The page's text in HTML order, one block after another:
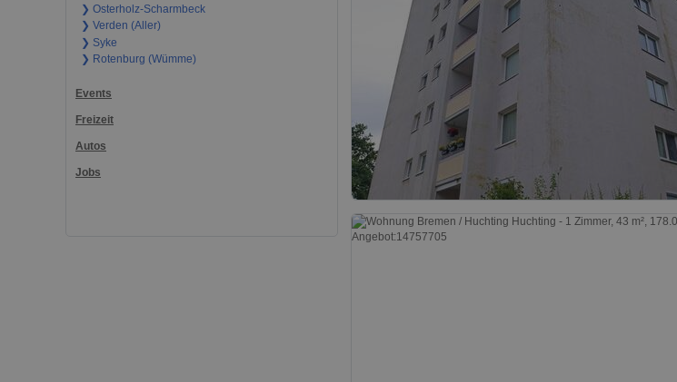
❯ Osterholz-Scharmbeck
❯ Verden (Aller)
❯ Syke
❯ Rotenburg (Wümme)
Events
Freizeit
Autos
Jobs